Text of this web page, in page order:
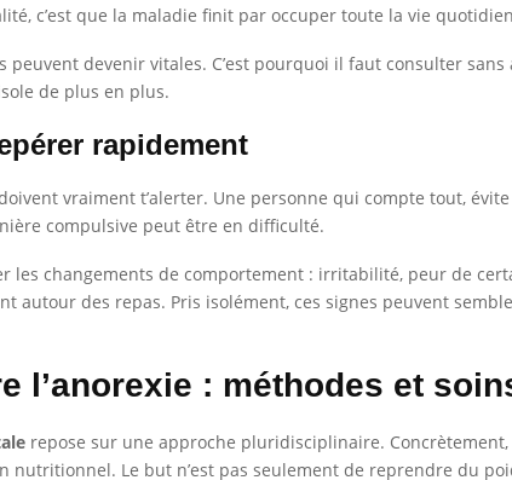
c’est que la maladie finit par occuper toute la vie
peuvent devenir vitales. C’est pourquoi il faut consulter
de plus en plus.
rapidement
vraiment t’alerter. Une personne qui compte tout,
compulsive peut être en difficulté.
les changements de comportement : irritabilité, peur de
autour des repas. Pris isolément, ces signes peuvent
l’anorexie : méthodes et
repose sur une approche pluridisciplinaire.
nutritionnel. Le but n’est pas seulement de reprendre du